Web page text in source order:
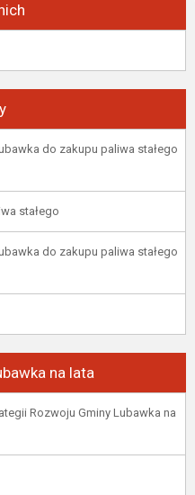
do zakupu paliwa stałego
stałego
do zakupu paliwa stałego
na lata
Rozwoju Gminy Lubawka na